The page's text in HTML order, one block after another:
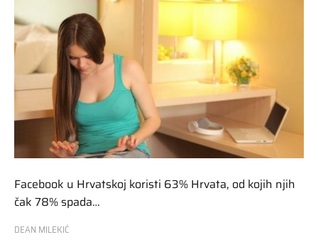
Facebook u Hrvatskoj koristi 63% Hrvata, od kojih njih
čak 78% spada…
DEAN MILEKIĆ